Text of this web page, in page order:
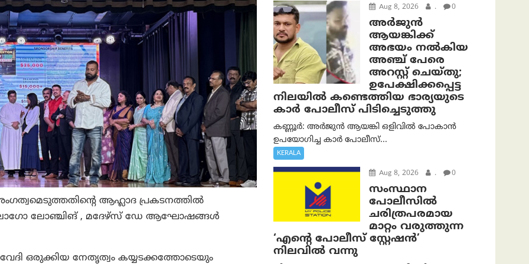
ആഹ്ലാദ പ്രകടനത്തിൽ
ലോഞ്ചിങ് , മദേഴ്സ് ഡേ ആഘോഷങ്ങൾ
ഒരുക്കിയ നേതൃത്വം കയ്യടക്കത്തോടെയും
Aug 8, 2026 . 0
അര്‍ജുന്‍
ആയങ്കിക്ക്
അഭയം നല്‍കിയ
അഞ്ച് പേരെ
അറസ്റ്റ് ചെയ്തു;
ഉപേക്ഷിക്കപ്പെട്ട
നിലയില്‍ കണ്ടെത്തിയ ഭാര്യയുടെ
കാര്‍ പോലീസ് പിടിച്ചെടുത്തു
കണ്ണൂർ: അർജുൻ ആയങ്കി ഒളിവിൽ പോകാൻ
ഉപയോഗിച്ച കാർ പോലീസ്...
KERALA
Aug 8, 2026 . 0
സംസ്ഥാന
പോലീസിൽ
ചരിത്രപരമായ
മാറ്റം വരുത്തുന്ന
‘എന്റെ പോലീസ് സ്റ്റേഷൻ’
നിലവില്‍ വന്നു